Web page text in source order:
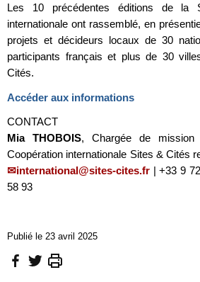
Les 10 précédentes éditions de la
internationale ont rassemblé, en
projets et décideurs locaux de 30
participants français et plus de 30
Cités.
Accéder aux informations
CONTACT
Mia THOBOIS, Chargée de mission
Coopération internationale Sites & Cités
international@sites-cites.fr | +33 9
58 93
Publié le 23 avril 2025